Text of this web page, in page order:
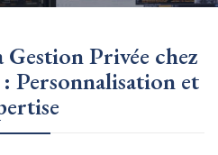
Privée chez
et